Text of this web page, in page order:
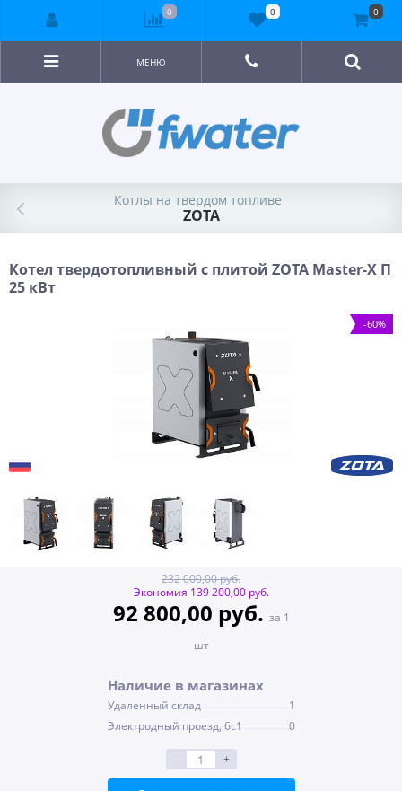
МЕНЮ
Котлы на твердом топливе
ZOTA
Котел твердотопливный с плитой ZOTA Master-X П
25 кВт
-60%
232 000,00 руб.
Экономия 139 200,00 руб.
92 800,00 руб. за 1
шт
Наличие в магазинах
Удаленный склад
1
Электродный проезд, 6с1
0
- +
0 0 0